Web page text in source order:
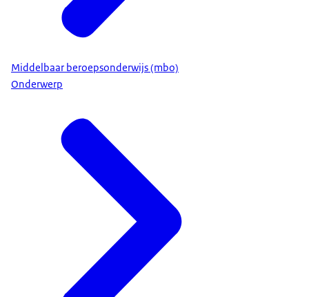
Chronische Ziekte
www.hogeronderwijstoegankelijkheid.nl
Heb je tijdens je opleiding extra ondersteuning
nodig? Bekijk
hogeronderwijstoegankelijk.nl… neem
ruim van tevoren contact op met de
studentendecaan… en
bespreek je behoefte.
studiefinanciering
Studentenreisproduct
Middelbaar beroepsonderwijs (mbo)
Onderwerp